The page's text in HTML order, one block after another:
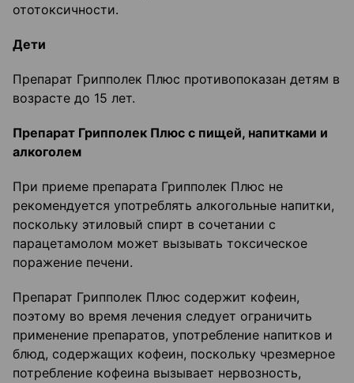
ототоксичности.
Дети
Препарат Грипполек Плюс противопоказан детям в
возрасте до 15 лет.
Препарат Грипполек Плюс с пищей, напитками и
алкоголем
При приеме препарата Грипполек Плюс не
рекомендуется употреблять алкогольные напитки,
поскольку этиловый спирт в сочетании с
парацетамолом может вызывать токсическое
поражение печени.
Препарат Грипполек Плюс содержит кофеин,
поэтому во время лечения следует ограничить
применение препаратов, употребление напитков и
блюд, содержащих кофеин, поскольку чрезмерное
потребление кофеина вызывает нервозность,